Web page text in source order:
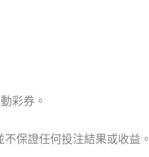
彩券。
保證任何投注結果或收益。